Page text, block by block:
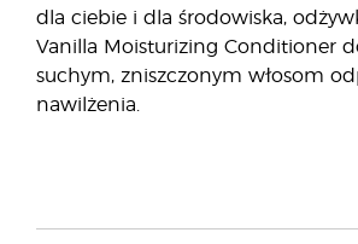
dla ciebie i dla środowiska,
Vanilla Moisturizing Conditioner
suchym, zniszczonym włosom
nawilżenia.